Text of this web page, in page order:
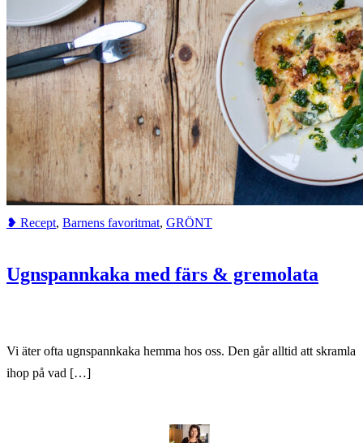
❥ Recept, Barnens favoritmat, GRÖNT
Ugnspannkaka med färs & gremolata
Vi äter ofta ugnspannkaka hemma hos oss. Den går alltid att skramla
ihop på vad […]